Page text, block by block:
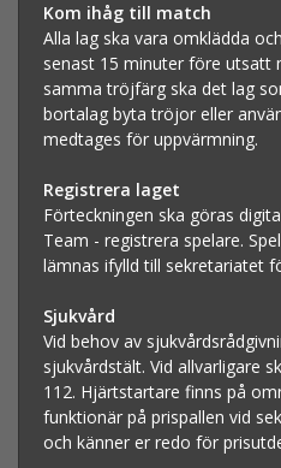
Kom ihåg till match
Alla lag ska vara omklädda
senast 15 minuter före utsatt
samma tröjfärg ska det lag
bortalag byta tröjor eller
medtages för uppvärmning.
Registrera laget
Förteckningen ska göras
Team - registrera spelare.
lämnas ifylld till sekretariatet
Sjukvård
Vid behov av
sjukvårdstält. Vid allvarligare
112. Hjärtstartare finns på
funktionär på prispallen vid
och känner er redo för